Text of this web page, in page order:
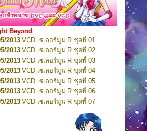
2012VCD เซเลอร์มูน ชุดที่ 12
2012VCD เซเลอร์มูน ชุดที่ 13
2012VCD เซเลอร์มูน ชุดที่ 14
2012 VCD เซเลอร์มูน ชุดที่ 15
VCD เซเลอร์มูน ชุดที่ 16
VCD เซเลอร์มูน ชุดที่ 17
VCD เซเลอร์มูน ชุดที่ 18
VCD เซเลอร์มูน ชุดที่ 19
VCD เซเลอร์มูน ชุดที่ 20
VCD เซเลอร์มูน ชุดที่ 21
VCD เซเลอร์มูน ชุดที่ 22
VCD เซเลอร์มูน ชุดที่ 23
DVD เซเลอร์มูน ชุดที่ 01
Beyond
2013 VCD เซเลอร์มูน R ชุดที่ 01
2013 VCD เซเลอร์มูน R ชุดที่ 02
2013 VCD เซเลอร์มูน R ชุดที่ 03
2013 VCD เซเลอร์มูน R ชุดที่ 04
2013 VCD เซเลอร์มูน R ชุดที่ 05
2013 VCD เซเลอร์มูน R ชุดที่ 06
2013 VCD เซเลอร์มูน R ชุดที่ 07
VCD เซเลอร์มูน R ชุดที่ 08
VCD เซเลอร์มูน R ชุดที่ 09